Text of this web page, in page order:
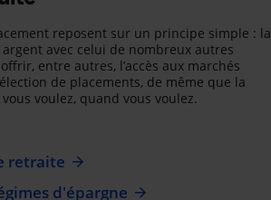
reposent sur un principe simple : la
avec celui de nombreux autres
entre autres, l’accès aux marchés
de placements, de même que la
voulez, quand vous voulez.
retraite
d'épargne